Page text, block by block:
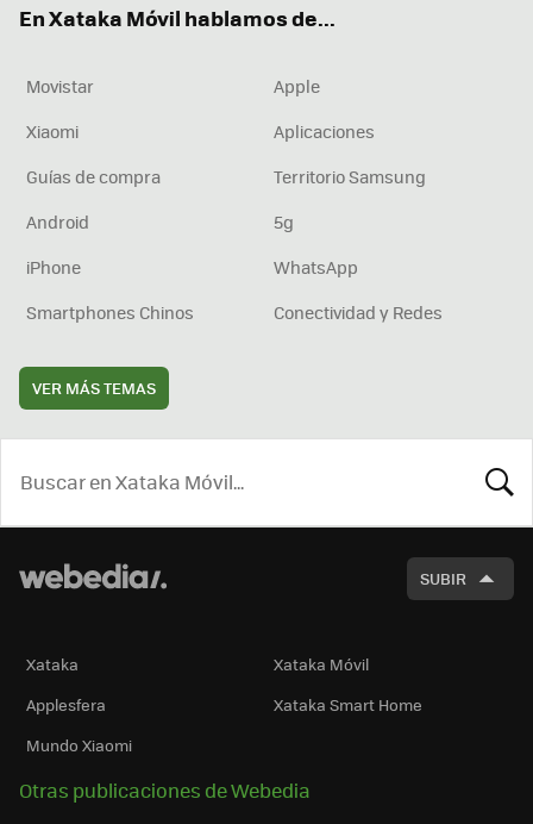
En Xataka Móvil hablamos de...
Movistar
Apple
Xiaomi
Aplicaciones
Guías de compra
Territorio Samsung
Android
5g
iPhone
WhatsApp
Smartphones Chinos
Conectividad y Redes
VER MÁS TEMAS
SUBIR
Xataka
Xataka Móvil
Applesfera
Xataka Smart Home
Mundo Xiaomi
Otras publicaciones de Webedia